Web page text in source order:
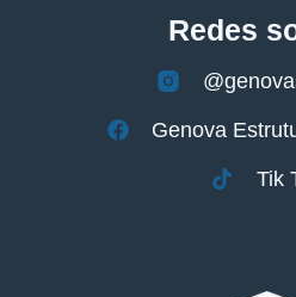
Redes
Genova
Tik